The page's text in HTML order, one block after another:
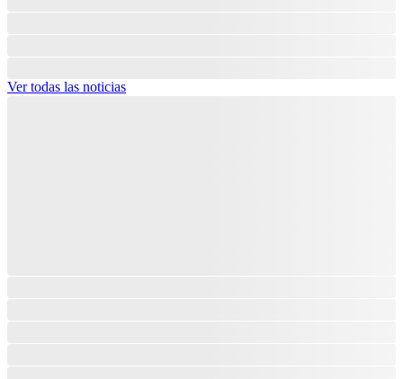
Ver todas las noticias